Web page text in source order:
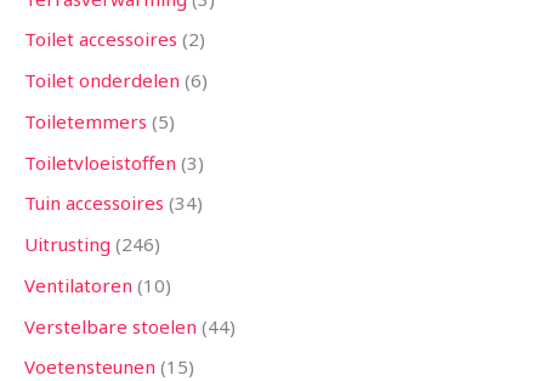
Toilet accessoires 2
Toilet onderdelen 6
Toiletemmers 5
Toiletvloeistoffen 3
Tuin accessoires 34
Uitrusting 246
Ventilatoren 10
Verstelbare stoelen 44
Voetensteunen 15